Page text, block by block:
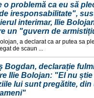
o problemă ca eu să
iresponsabilitate",
interimar, Ilie
un "guvern de
a declarat ca ar putea sa
de scaun ...
Bogdan, declarație
Ilie Bolojan: "El nu
lui sunt pregătite, din